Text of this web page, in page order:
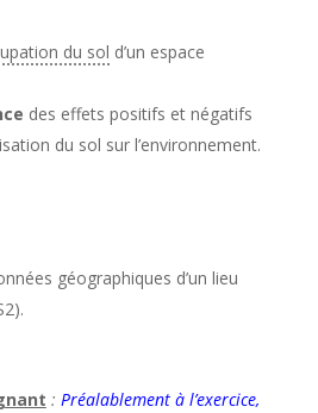
du sol d’un espace
des effets positifs et négatifs
du sol sur l’environnement.
géographiques d’un lieu
: Préalablement à l’exercice,